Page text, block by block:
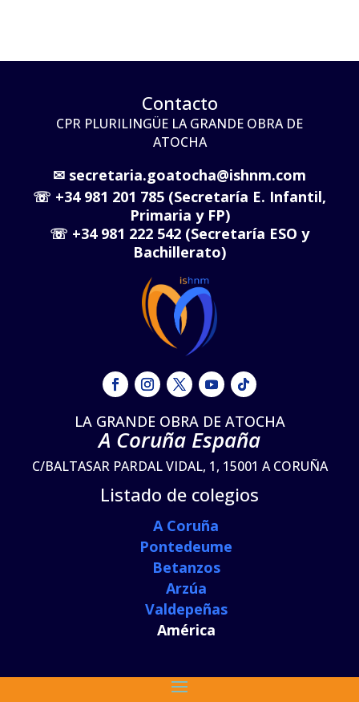
Contacto
CPR PLURILINGÜE LA GRANDE OBRA DE
ATOCHA
✉ secretaria.goatocha@ishnm.com
☏ +34 981 201 785 (Secretaría E. Infantil,
Primaria y FP)
☏ +34 981 222 542 (Secretaría ESO y
Bachillerato)
LA GRANDE OBRA DE ATOCHA
A Coruña España
C/BALTASAR PARDAL VIDAL, 1, 15001 A CORUÑA
Listado de colegios
A Coruña
Pontedeume
Betanzos
Arzúa
Valdepeñas
América